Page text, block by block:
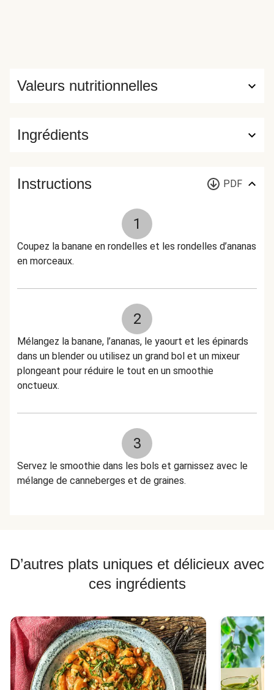
Ingrédients
Valeurs nutritionnelles
Instructions PDF
1
Coupez la banane en rondelles et les rondelles d’ananas
en morceaux.
2
Mélangez la banane, l’ananas, le yaourt et les épinards
dans un blender ou utilisez un grand bol et un mixeur
plongeant pour réduire le tout en un smoothie
onctueux.
3
Servez le smoothie dans les bols et garnissez avec le
mélange de canneberges et de graines.
D’autres plats uniques et délicieux avec
ces ingrédients